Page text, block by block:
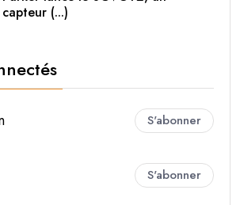
capteur (...)
S'abonner
S'abonner